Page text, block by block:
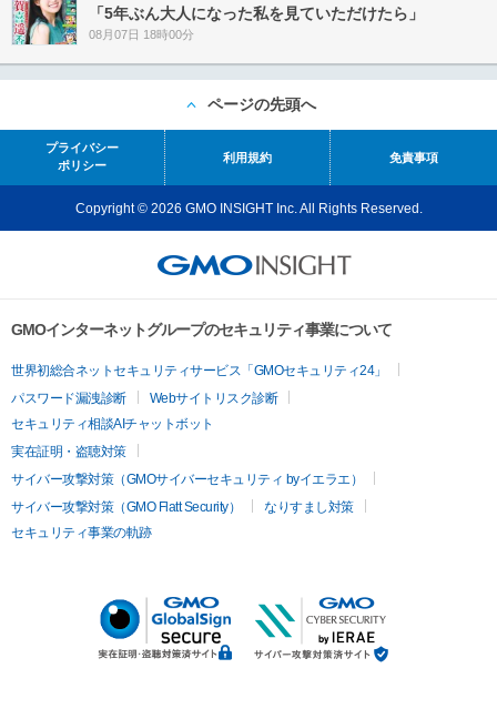
「5年ぶん大人になった私を見ていただけたら」
08月07日 18時00分
ページの先頭へ
プライバシー
ポリシー
利用規約 免責事項
Copyright © 2026 GMO INSIGHT Inc. All Rights Reserved.
GMOインターネットグループのセキュリティ事業について
世界初総合ネットセキュリティサービス「GMOセキュリティ24」
パスワード漏洩診断
Webサイトリスク診断
セキュリティ相談AIチャットボット
実在証明・盗聴対策
サイバー攻撃対策（GMOサイバーセキュリティ byイエラエ）
サイバー攻撃対策（GMO Flatt Security）
なりすまし対策
セキュリティ事業の軌跡